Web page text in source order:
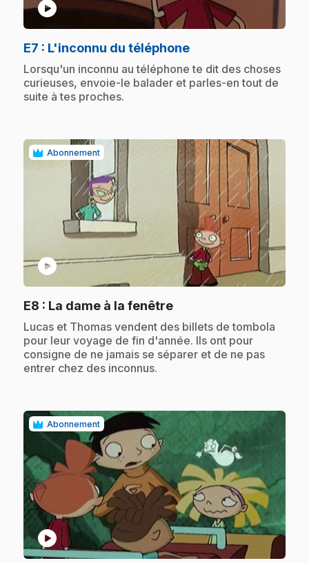
play_circle
E7 : L'inconnu du téléphone.
.Lorsqu'un inconnu au téléphone te dit des choses
curieuses, envoie-le balader et parles-en tout de
suite à tes proches.
Abonnement
play_circle
E8 : La dame à la fenêtre.
.Lucas et Thomas vendent des billets de tombola
pour leur voyage de fin d'année. Ils ont pour
consigne de ne jamais se séparer et de ne pas
entrer chez des inconnus.
Abonnement
play_circle